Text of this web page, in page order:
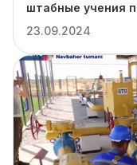
штабные учения
отопительному
23.09.2024